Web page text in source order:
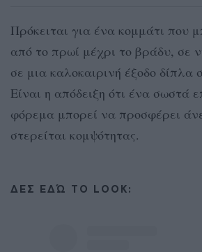
Πρόκειται για ένα κομμάτι που
από το πρωί μέχρι το βράδυ, σε
σε μια καλοκαιρινή έξοδο δίπλα
Είναι η απόδειξη ότι ένα σωστά
φόρεμα μπορεί να προσφέρει
στερείται κομψότητας.
ΔΕΣ ΕΔΏ ΤΟ LOOK: